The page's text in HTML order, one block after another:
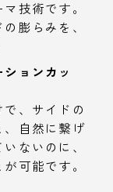
技術です。
膨らみを、
ョンカッ
、サイドの
、自然に繋げ
ないのに、
可能です。